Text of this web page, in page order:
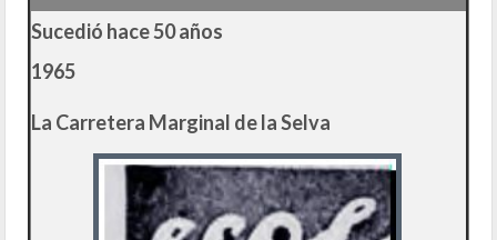
Sucedió hace 50 años
1965
La Carretera Marginal de la Selva